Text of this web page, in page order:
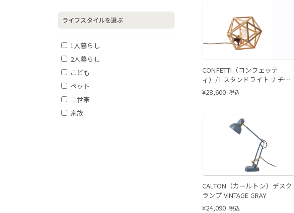
ライフスタイルを選ぶ
1人暮らし
2人暮らし
こども
ペット
二世帯
家族
CONFETTI（コンフェッテ
ィ）/T スタンドライト ナチュ
ラル
¥28,600 税込
CALTON（カールトン）デスク
ランプ VINTAGE GRAY
¥24,090 税込